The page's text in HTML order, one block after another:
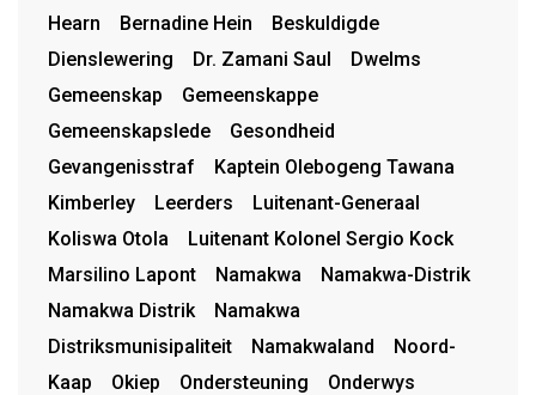
Hearn
Bernadine Hein
Beskuldigde
Dienslewering
Dr. Zamani Saul
Dwelms
Gemeenskap
Gemeenskappe
Gemeenskapslede
Gesondheid
Gevangenisstraf
Kaptein Olebogeng Tawana
Kimberley
Leerders
Luitenant-Generaal
Koliswa Otola
Luitenant Kolonel Sergio Kock
Marsilino Lapont
Namakwa
Namakwa-Distrik
Namakwa Distrik
Namakwa
Distriksmunisipaliteit
Namakwaland
Noord-
Kaap
Okiep Ondersteuning
Onderwys